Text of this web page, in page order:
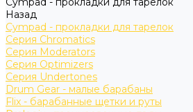
Назад
Cympad - прокладки для тарелок
Серия Chromatics
Серия Moderators
Серия Optimizers
Серия Undertones
Drum Gear - малые барабаны
Flix - барабанные щетки и руты